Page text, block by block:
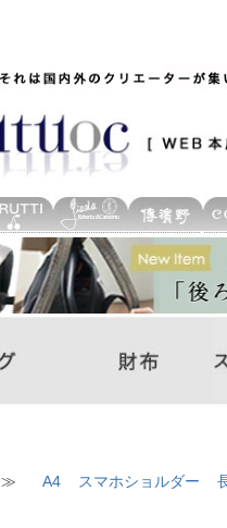
≫ A4 スマホショルダー